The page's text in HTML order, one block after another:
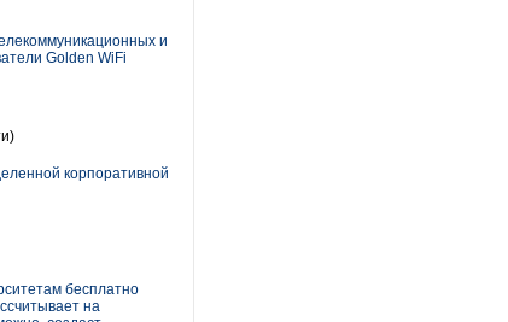
и
Golden WiFi
корпоративной
бесплатно
на